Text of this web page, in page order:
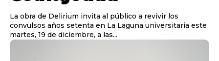
La obra de Delirium invita al público a revivir los
convulsos años setenta en La Laguna universitaria este
martes, 19 de diciembre, a las...